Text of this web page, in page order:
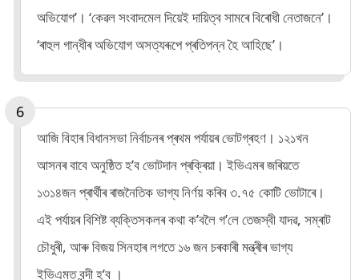
অভিযোগ’। ‘কেৱল সংবাদমেল দিয়েই দায়িত্ব সামৰে বিৰোধী নেতাজনে’।
‘ৰাহুল গান্ধীৰ অভিযোগ অসত্যৰূপে প্ৰতিপন্ন হৈ আহিছে’।
আজি বিহাৰ বিধানসভা নিৰ্বাচনৰ প্ৰথম পৰ্যায়ৰ ভোটগ্ৰহণ। ১২১খন
আসনৰ বাবে অনুষ্ঠিত হ’ব ভোটদান প্ৰক্ৰিয়া। ইভিএমৰ জৰিয়তে
১৩১৪জন প্ৰাৰ্থীৰ ৰাজনৈতিক ভাগ্য নিৰ্ণয় কৰিব ৩.৭৫ কোটি ভোটাৰে।
এই পৰ্যায়ৰ বিশিষ্ট ব্যক্তিসকলৰ কথা ক’বলৈ গ’লে তেজস্বী যাদৱ, সম্ৰাট
চৌধুৰী, আৰু বিজয় সিনহাৰ লগতে ১৬ জন চৰকাৰী মন্ত্ৰীৰ ভাগ্য
ইভিএমত বন্দী হ’ব ।